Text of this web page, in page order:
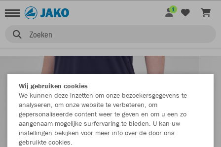
Zoeken
1
Wij gebruiken cookies
We kunnen deze inzetten om onze bezoekersgegevens te
analyseren, om onze website te verbeteren, om
gepersonaliseerde content weer te geven en om u een zo
aangenaam mogelijke surfervaring te bieden. U kan uw
instellingen bekijken voor meer info over de door ons
gebruikte cookies.